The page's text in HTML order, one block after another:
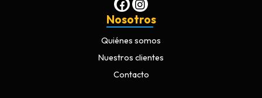
Nosotros
Quiénes somos
Nuestros clientes
Contacto